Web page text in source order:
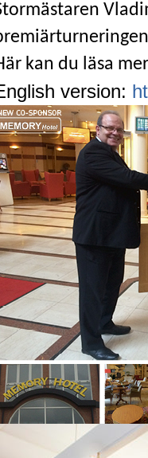
kan du läsa
version: